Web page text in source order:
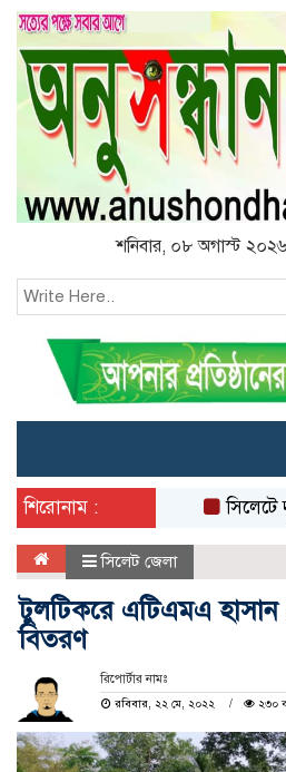
শনিবার, ০৮ অগাস্ট
শিরোনাম :
সিলেটে
সিলেট জেলা
টুলটিকরে এটিএমএ হাসান
বিতরণ
রিপোর্টার নামঃ
রবিবার, ২২ মে, ২০২২
২৩০